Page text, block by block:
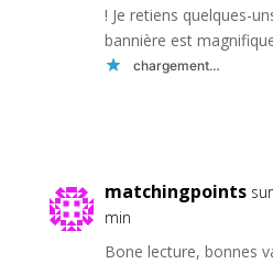
! Je retiens quelques-
bannière est
chargement…
matchingpoints
min
Bone lecture, bonnes